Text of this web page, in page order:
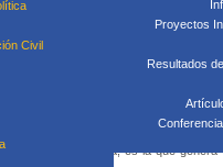
Civil
Proyectos
Resultados
un buen desempeño como
la atención, escucha activa,
En este sentido, los Directores
ser muy crítica, es la que genera